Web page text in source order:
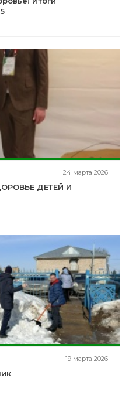
24 марта 2026
ДЕТЕЙ И
19 марта 2026